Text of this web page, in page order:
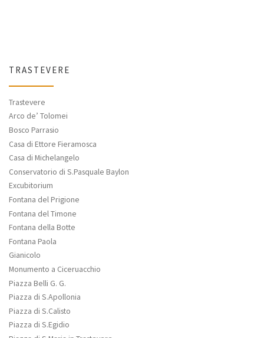
TRASTEVERE
Trastevere
Arco de’ Tolomei
Bosco Parrasio
Casa di Ettore Fieramosca
Casa di Michelangelo
Conservatorio di S.Pasquale Baylon
Excubitorium
Fontana del Prigione
Fontana del Timone
Fontana della Botte
Fontana Paola
Gianicolo
Monumento a Ciceruacchio
Piazza Belli G. G.
Piazza di S.Apollonia
Piazza di S.Calisto
Piazza di S.Egidio